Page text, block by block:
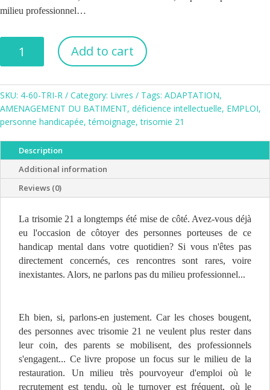
milieu professionnel…
extraordinaires
-
travailler
avec
un
handicap
possible
quantity
Add to cart
SKU: 4-60-TRI-R Category: Livres Tags: ADAPTATION,
AMENAGEMENT DU BATIMENT, déficience intellectuelle, EMPLOI,
personne handicapée,témoignage,trisomie 21
Description
Additional information
Reviews (0)
La trisomie 21 a longtemps été mise de côté. Avez-vous déjà
eu l'occasion de côtoyer des personnes porteuses de ce
handicap mental dans votre quotidien? Si vous n'êtes pas
directement concernés, ces rencontres sont rares, voire
inexistantes. Alors, ne parlons pas du milieu professionnel...
Eh bien, si, parlons-en justement. Car les choses bougent,
des personnes avec trisomie 21 ne veulent plus rester dans
leur coin, des parents se mobilisent, des professionnels
s'engagent... Ce livre propose un focus sur le milieu de la
restauration. Un milieu très pourvoyeur d'emploi où le
recrutement est tendu, où le turnover est fréquent, où le